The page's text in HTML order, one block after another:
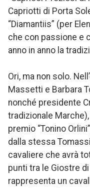
Capriotti di Porta
“Diamantiis” (per
che con passione e
anno in anno la
Ori, ma non solo.
Massetti e Barbara
nonché presidente
tradizionale
premio “Tonino
dalla stessa
cavaliere che avrà
punti tra le Giostre
rappresenta un